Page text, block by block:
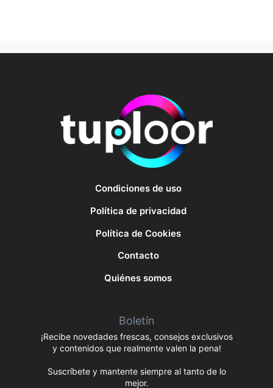
Condiciones de uso
Política de privacidad
Política de Cookies
Contacto
Quiénes somos
Boletín
¡Recibe novedades frescas, consejos exclusivos
y contenidos que realmente valen la pena!
Suscríbete y mantente siempre al tanto de lo
mejor.